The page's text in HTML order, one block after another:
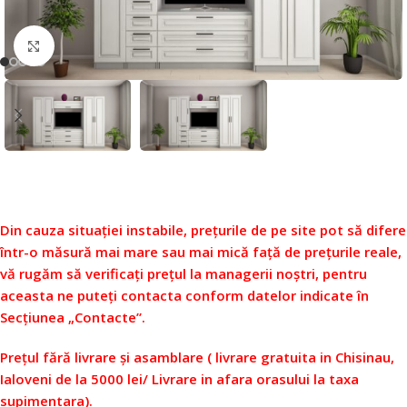
Faceți click pentru a mări
Din cauza situației instabile, prețurile de pe site pot să difere
într-o măsură mai mare sau mai mică față de prețurile reale,
vă rugăm să verificați prețul la managerii noștri, pentru
aceasta ne puteți contacta conform datelor indicate în
Secțiunea „Contacte”.
Prețul fără livrare și asamblare ( livrare gratuita in Chisinau,
Ialoveni de la 5000 lei/ Livrare in afara orasului la taxa
supimentara).